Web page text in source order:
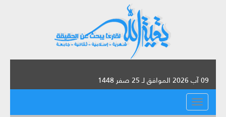
09 آب 2026 الموافق لـ 25 صفر 1448
القائمة